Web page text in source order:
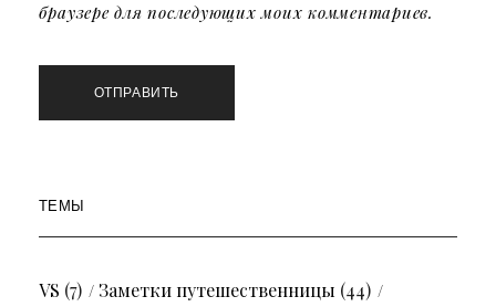
браузере для последующих моих комментариев.
ТЕМЫ
VS (7) Заметки путешественницы (44)